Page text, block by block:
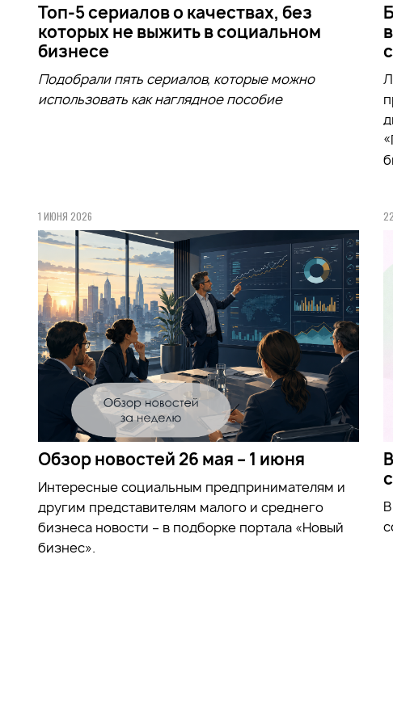
Топ-5 сериалов о качествах, без
которых не выжить в социальном
бизнесе
Подобрали пять сериалов, которые можно
использовать как наглядное пособие
1 ИЮНЯ 2026
Обзор новостей 26 мая – 1 июня
Интересные социальным предпринимателям и
другим представителям малого и среднего
бизнеса новости – в подборке портала «Новый
бизнес».